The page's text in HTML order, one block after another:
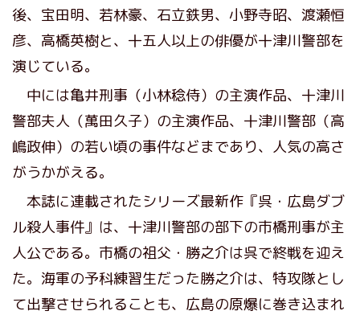
後、宝田明、若林豪、石立鉄男、小野寺昭、渡瀬恒
彦、高橋英樹と、十五人以上の俳優が十津川警部を
演じている。
中には亀井刑事（小林稔侍）の主演作品、十津川
警部夫人（萬田久子）の主演作品、十津川警部（高
嶋政伸）の若い頃の事件などまであり、人気の高さ
がうかがえる。
本誌に連載されたシリーズ最新作『呉・広島ダブ
ル殺人事件』は、十津川警部の部下の市橋刑事が主
人公である。市橋の祖父・勝之介は呉で終戦を迎え
た。海軍の予科練習生だった勝之介は、特攻隊とし
て出撃させられることも、広島の原爆に巻き込まれ